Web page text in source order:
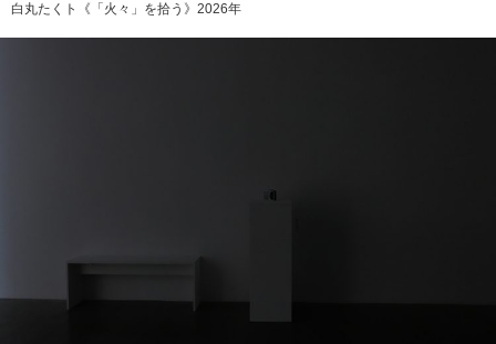
白丸たくト《「火々」を拾う》2026年